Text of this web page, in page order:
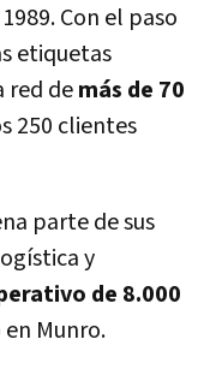
Con el paso
etiquetas
red demás de 70
250 clientes
parte de sus
y
de 8.000
Munro.